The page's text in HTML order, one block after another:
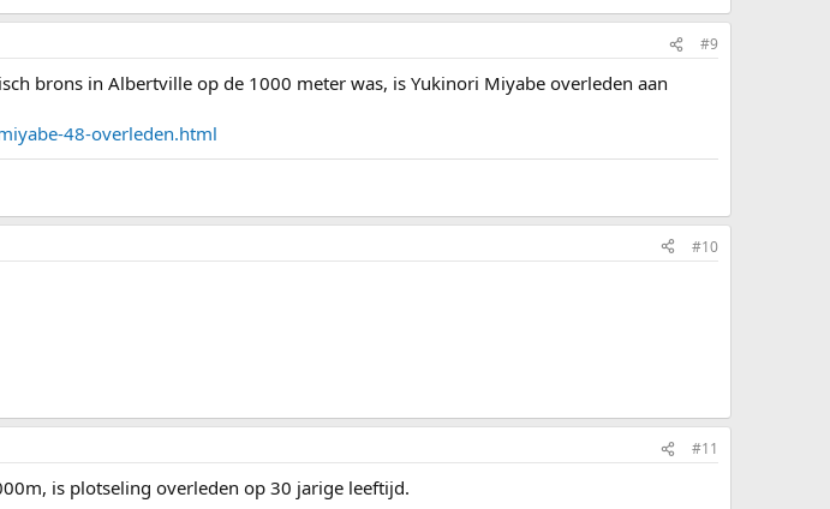
#9
brons in Albertville op de 1000 meter was, is Yukinori Miyabe overleden aan
48-overleden.html
#10
#11
is plotseling overleden op 30 jarige leeftijd.